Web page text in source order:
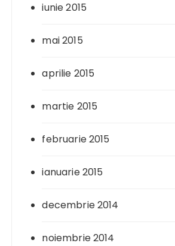
iunie 2015
mai 2015
aprilie 2015
martie 2015
februarie 2015
ianuarie 2015
decembrie 2014
noiembrie 2014